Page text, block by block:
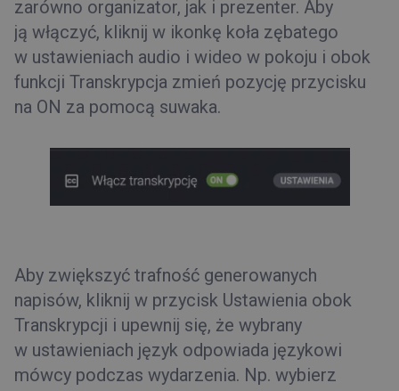
zarówno organizator, jak i prezenter. Aby
ją włączyć, kliknij w ikonkę koła zębatego
w ustawieniach audio i wideo w pokoju i obok
funkcji Transkrypcja zmień pozycję przycisku
na ON za pomocą suwaka.
Aby zwiększyć trafność generowanych
napisów, kliknij w przycisk Ustawienia obok
Transkrypcji i upewnij się, że wybrany
w ustawieniach język odpowiada językowi
mówcy podczas wydarzenia. Np. wybierz